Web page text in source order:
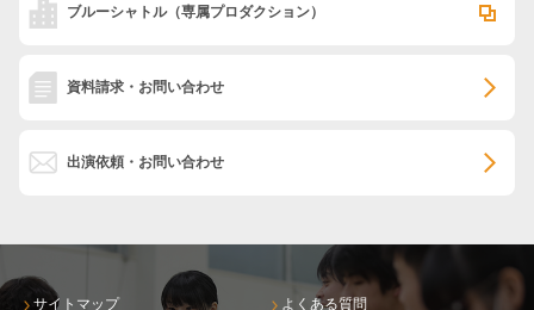
ブルーシャトル（専属プロダクション）
資料請求・お問い合わせ
出演依頼・お問い合わせ
サイトマップ よくある質問